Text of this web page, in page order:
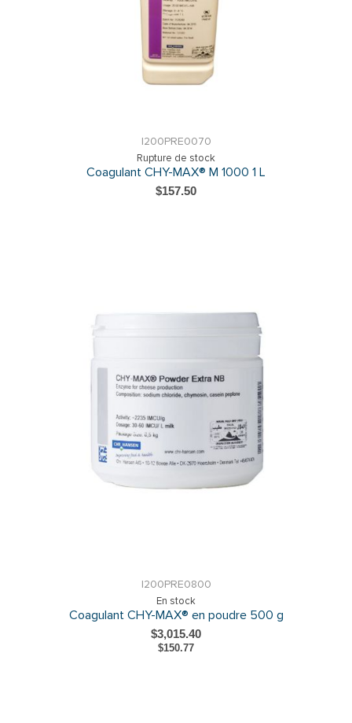
I200PRE0070
Rupture de stock
Coagulant CHY-MAX® M 1000 1 L
$157.50
I200PRE0800
En stock
Coagulant CHY-MAX® en poudre 500 g
$3,015.40
$150.77